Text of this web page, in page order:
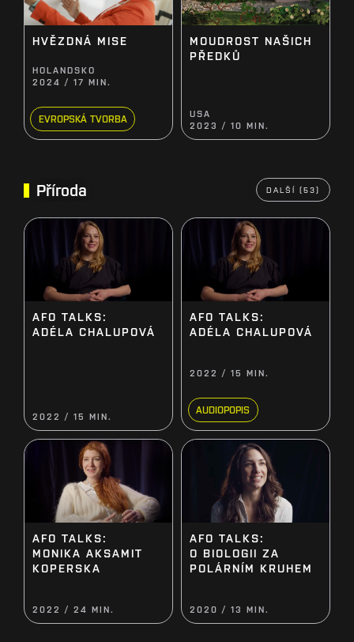
HVĚZDNÁ MISE
HOLANDSKO
2024 / 17 MIN.
EVROPSKÁ TVORBA
MOUDROST NAŠICH
PŘEDKŮ
USA
2023 / 10 MIN.
Příroda DALŠÍ (53)
AFO TALKS:
ADÉLA CHALUPOVÁ
2022 / 15 MIN.
AFO TALKS:
ADÉLA CHALUPOVÁ
2022 / 15 MIN.
AUDIOPOPIS
AFO TALKS:
MONIKA AKSAMIT
KOPERSKA
2022 / 24 MIN.
AFO TALKS:
O BIOLOGII ZA
POLÁRNÍM KRUHEM
2020 / 13 MIN.